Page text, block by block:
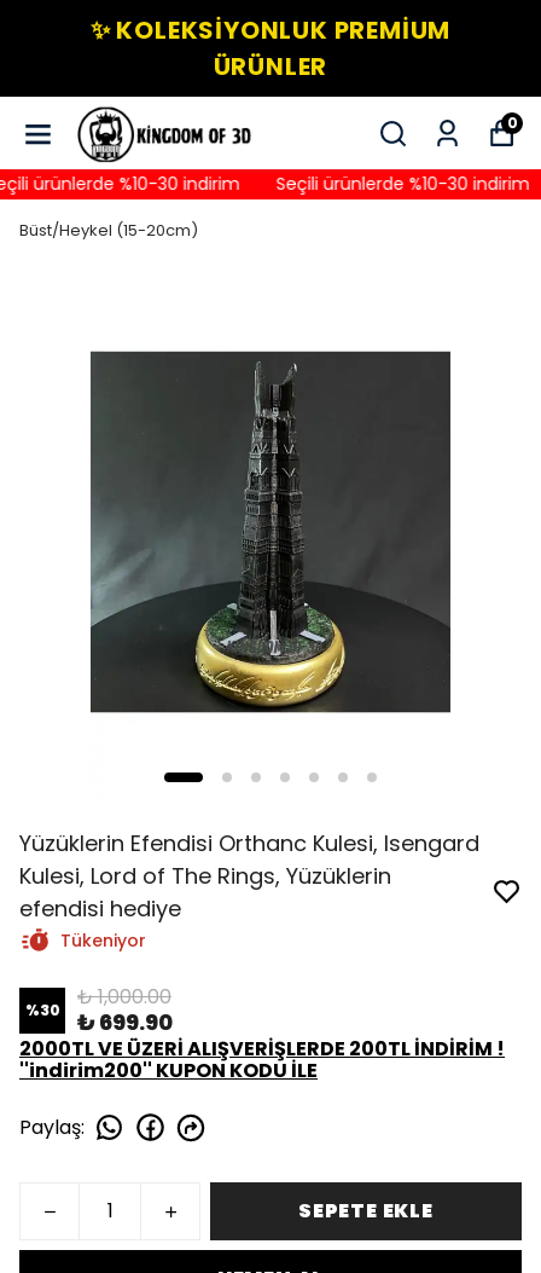
✨ KOLEKSIYONLUK PREMIUM
ÜRÜNLER
0
ürünlerde %10-30 indirim Seçili ürünlerde %10-30 indirim
Büst/Heykel (15-20cm)
Yüzüklerin Efendisi Orthanc Kulesi, Isengard
Kulesi, Lord of The Rings, Yüzüklerin
efendisi hediye
Tükeniyor
%30 ₺ 1,000.00
₺ 699.90
2000TL VE ÜZERİ ALIŞVERİŞLERDE 200TL İNDİRİM !
''indirim200'' KUPON KODU İLE
Paylaş:
SEPETE EKLE